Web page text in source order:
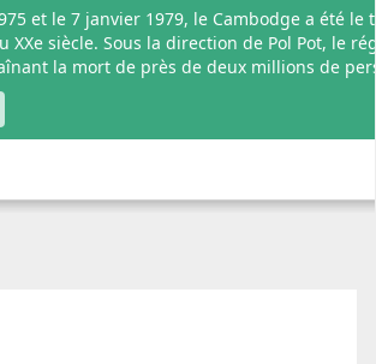
et le 7 janvier 1979, le Cambodge a été le
XXe siècle. Sous la direction de Pol Pot, le
la mort de près de deux millions de